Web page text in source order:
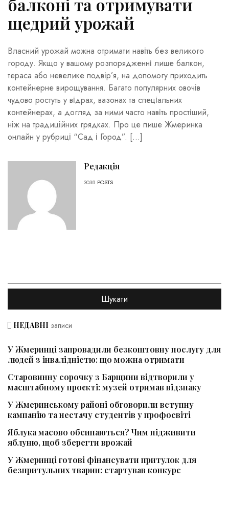
балконі та отримувати
щедрий урожай
Власний урожай можна отримати навіть без великого
городу. Якщо у вашому розпорядженні лише балкон,
тераса або невелике подвір’я, на допомогу приходить
контейнерне вирощування. Багато популярних овочів
чудово ростуть у відрах, вазонах та спеціальних
контейнерах, а догляд за ними часто навіть простіший,
ніж на традиційних грядках. Про це пише Жмеринка
онлайн у рубриці “Сад і Город”. […]
Редакція
3038 POSTS
НЕДАВНІ записи
У Жмеринці запровадили безкоштовну послугу для
людей з інвалідністю: що можна отримати
Старовинну сорочку з Барщини відтворили у
масштабному проєкті: музей отримав відзнаку
У Жмеринському районі обговорили вступну
кампанію та нестачу студентів у профосвіті
Яблука масово обсипаються? Чим підживити
яблуню, щоб зберегти врожай
У Жмеринці готові фінансувати притулок для
безпритульних тварин: стартував конкурс